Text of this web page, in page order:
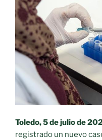
del
mono
entre
el
29
de
julio
y
4
de
Toledo, 5 de julio de
registrado un nuevo